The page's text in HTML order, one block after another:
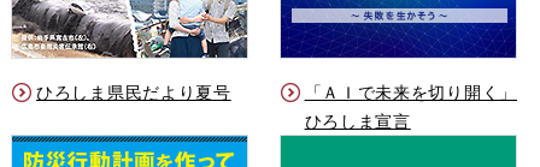
ひろしま県民だより夏号
「ＡＩで未来を切り開く」
ひろしま宣言